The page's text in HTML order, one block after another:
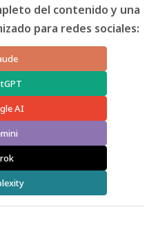
del contenido y una
para redes sociales:
AI